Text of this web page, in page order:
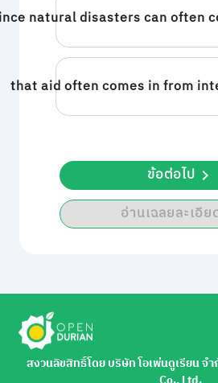
natural disasters can often
that aid often comes in from
อ่านเฉลยละเอีย
ข้อต่อไป
สงวนลิขสิทธิ์โดย บริษัท โอเพ่นดูเรียน จ